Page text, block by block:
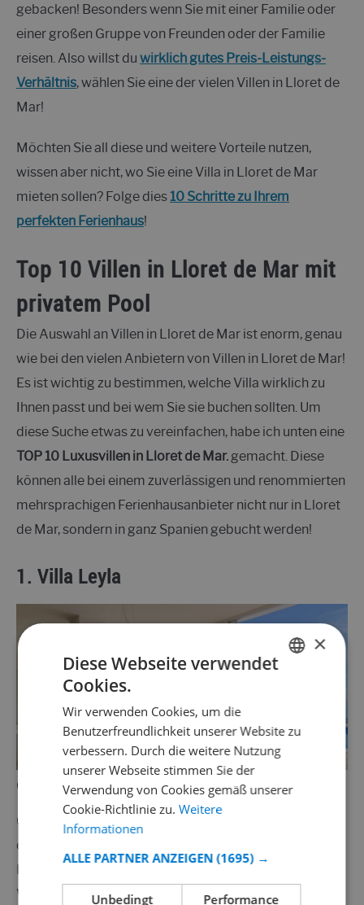
gebacken! Besonders wenn Sie mit einer Familie oder
einer großen Gruppe von Freunden oder der Familie
reisen. Also willst du wirklich gutes Preis-Leistungs-
Verhältnis, wählen Sie eine der vielen Villen in Lloret de
Mar!
Möchten Sie all diese und weitere Vorteile nutzen,
wissen aber nicht, wo Sie eine Villa in Lloret de Mar
mieten sollen? Folge dies10 Schritte zu Ihrem
perfekten Ferienhaus!
Top 10 Villen in Lloret de Mar mit
privatem Pool
Die Auswahl an Villen in Lloret de Mar ist enorm, genau
wie bei den vielen Anbietern von Villen in Lloret de Mar!
Es ist wichtig zu bestimmen, welche Villa wirklich zu
Ihnen passt und bei wem Sie sie buchen sollten. Um
diese Suche etwas zu vereinfachen, habe ich unten eine
TOP 10 Luxusvillen in Lloret de Mar. gemacht. Diese
können alle bei einem zuverlässigen und renommierten
mehrsprachigen Ferienhausanbieter nicht nur in Lloret
de Mar, sondern in ganz Spanien gebucht werden!
1. Villa Leyla
Quelle: Club Villamar - Villa Leyla
Genießen Sie den atemberaubenden Meerblick von
dieser luxuriösen Villa für 10 Personen mit privatem
Pool! Vom luxuriösen und modern eingerichteten
Wohnzimmer mit Meerblick führen französische Türen
GERMAN
DANISH
×
Diese Webseite verwendet
Cookies.
Wir verwenden Cookies, um die
Benutzerfreundlichkeit unserer Website zu
verbessern. Durch die weitere Nutzung
unserer Webseite stimmen Sie der
Verwendung von Cookies gemäß unserer
Cookie-Richtlinie zu. Weitere
Informationen
ALLE PARTNER ANZEIGEN (1695) →
Unbedingt
Performance